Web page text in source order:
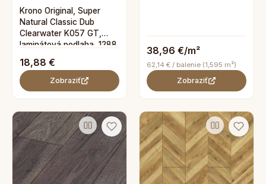
Krono Original, Super
Natural Classic Dub
Clearwater K057 GT,
laminátová podlaha, 1288
18,88 €
Zobraziť
38,96 €/m²
62,14 € / balenie (1,595 m²)
Zobraziť